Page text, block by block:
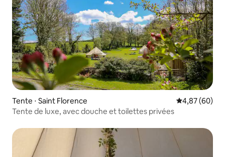
Tente ⋅ Saint Florence Évaluation
4,87 (60)
Tente de luxe, avec douche et toilettes privées